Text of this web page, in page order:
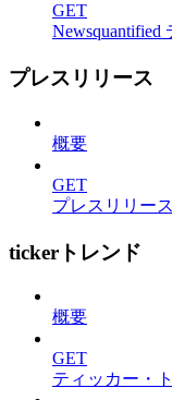
GET
Newsquantified
プレスリリース
概要
GET
プレスリリース
tickerトレンド
概要
GET
ティッカー・